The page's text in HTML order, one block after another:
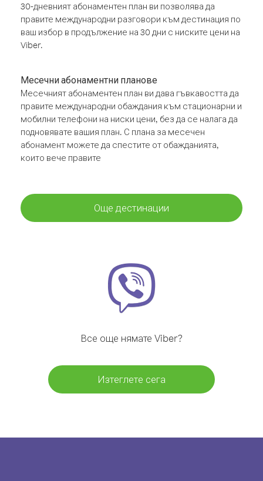
30-дневният абонаментен план ви позволява да
правите международни разговори към дестинация по
ваш избор в продължение на 30 дни с ниските цени на
Viber.
Месечни абонаментни планове
Месечният абонаментен план ви дава гъвкавостта да
правите международни обаждания към стационарни и
мобилни телефони на ниски цени, без да се налага да
подновявате вашия план. С плана за месечен
абонамент можете да спестите от обажданията,
които вече правите
Още дестинации
Все още нямате Viber?
Изтеглете сега